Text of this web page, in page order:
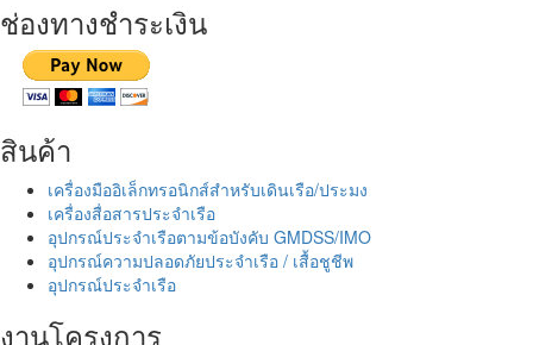
ช่องทางชำระเงิน
สินค้า
เครื่องมืออิเล็กทรอนิกส์สำหรับเดินเรือ/ประมง
เครื่องสื่อสารประจำเรือ
อุปกรณ์ประจำเรือตามข้อบังคับ GMDSS/IMO
อุปกรณ์ความปลอดภัยประจำเรือ / เสื้อชูชีพ
อุปกรณ์ประจำเรือ
งานโครงการ